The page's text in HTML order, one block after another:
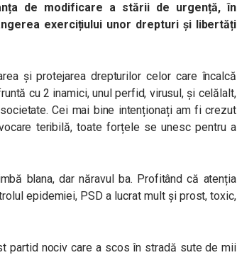
de modificare a stării de urgență, în
exercițiului unor drepturi și libertăți
și protejarea drepturilor celor care încalcă
cu 2 inamici, unul perfid, virusul, și celălalt,
Cei mai bine intenționați am fi crezut
teribilă, toate forțele se unesc pentru a
blana, dar năravul ba. Profitând că atenția
epidemiei, PSD a lucrat mult și prost, toxic,
partid nociv care a scos în stradă sute de mii